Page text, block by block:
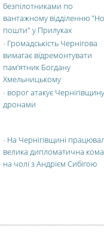
безпілотниками по
вантажному відділенню
пошти" у Прилуках
- Громадськість Чернігова
вимагає відремонтувати
пам’ятник Богдану
Хмельницькому
- ворог атакує Чернігівщину
дронами
- На Чернігівщині
велика дипломатична
на чолі з Андрієм Сибігою